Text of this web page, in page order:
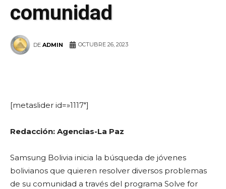
comunidad
DE ADMIN OCTUBRE 26, 2023
[metaslider id=»1117″]
Redacción: Agencias-La Paz
Samsung Bolivia inicia la búsqueda de jóvenes
bolivianos que quieren resolver diversos problemas
de su comunidad a través del programa Solve for